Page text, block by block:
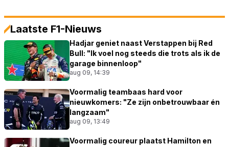
Laatste F1-Nieuws
Hadjar geniet naast Verstappen bij Red
Bull: "Ik voel nog steeds die trots als ik de
garage binnenloop"
aug 09, 14:39
Voormalig teambaas hard voor
nieuwkomers: "Ze zijn onbetrouwbaar én
langzaam"
aug 09, 13:49
Voormalig coureur plaatst Hamilton en